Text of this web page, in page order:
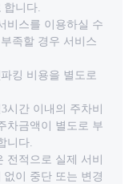
합니다.
비스를 이용하실 수
족할 경우 서비스
킹 비용을 별도로
시간 이내의 주차비
차금액이 별도로 부
니다.
전적으로 실제 서비
이 중단 또는 변경